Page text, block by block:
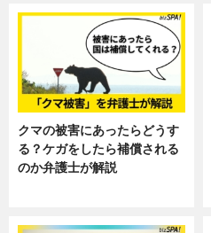
クマの被害にあったらどうす
る？ケガをしたら補償される
のか弁護士が解説